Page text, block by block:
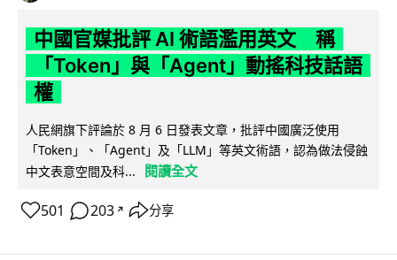
中國官媒批評 AI 術語濫用英文 稱
「Token」與「Agent」動搖科技話語
權
人民網旗下評論於 8 月 6 日發表文章，批評中國廣泛使用
「Token」、「Agent」及「LLM」等英文術語，認為做法侵蝕
中文表意空間及科...
閱讀全文
501 203 ↗ 分享